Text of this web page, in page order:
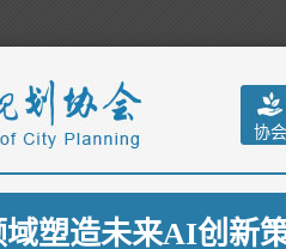
协会
塑造未来AI创新